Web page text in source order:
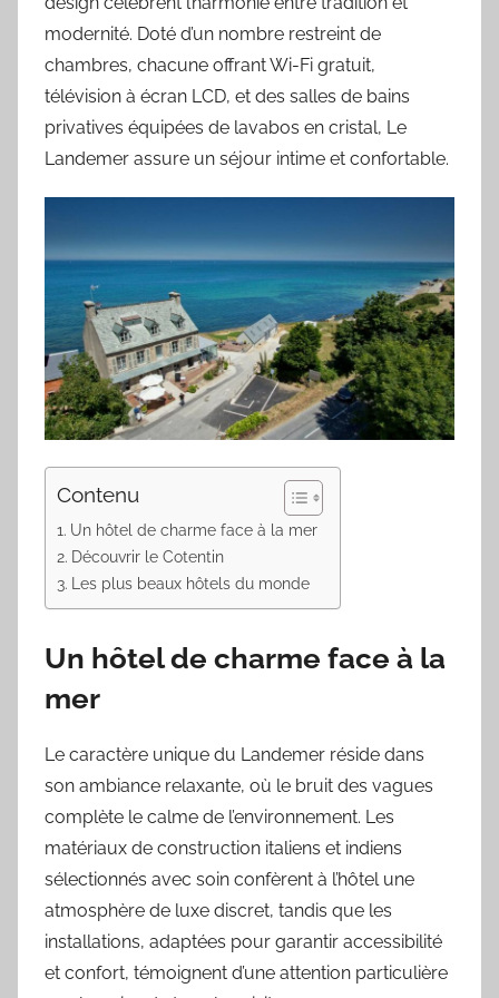
modernité. Doté d’un nombre restreint de
chambres, chacune offrant Wi-Fi gratuit,
télévision à écran LCD, et des salles de bains
privatives équipées de lavabos en cristal, Le
Landemer assure un séjour intime et confortable.
Contenu
Un hôtel de charme face à la mer
Découvrir le Cotentin
Les plus beaux hôtels du monde
Un hôtel de charme face à la
mer
Le caractère unique du Landemer réside dans
son ambiance relaxante, où le bruit des vagues
complète le calme de l’environnement. Les
matériaux de construction italiens et indiens
sélectionnés avec soin confèrent à l’hôtel une
atmosphère de luxe discret, tandis que les
installations, adaptées pour garantir accessibilité
et confort, témoignent d’une attention particulière